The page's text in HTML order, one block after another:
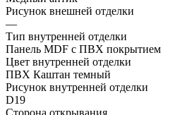
Рисунок внешней отделки
—
Тип внутренней отделки
Панель MDF с ПВХ покрытием
Цвет внутренней отделки
ПВХ Каштан темный
Рисунок внутренней отделки
D19
Сторона открывания